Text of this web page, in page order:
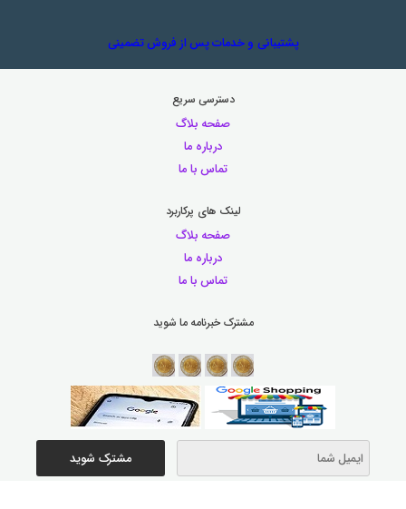
پشتیبانی و خدمات پس از فروش تضمینی
دسترسی سریع
صفحه بلاگ
درباره ما
تماس با ما
لینک های پرکاربرد
صفحه بلاگ
درباره ما
تماس با ما
مشترک خبرنامه ما شوید